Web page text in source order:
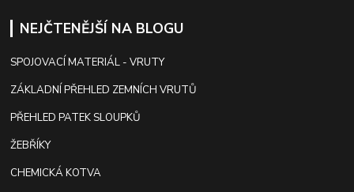
NEJČTENĚJŠÍ NA BLOGU
SPOJOVACÍ MATERIÁL - VRUTY
ZÁKLADNÍ PŘEHLED ZEMNÍCH VRUTŮ
PŘEHLED PATEK SLOUPKŮ
ŽEBŘÍKY
CHEMICKÁ KOTVA